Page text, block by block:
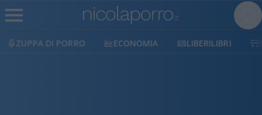
ECONOMIA LIBERILIBRI SHOP SOSTIENICI